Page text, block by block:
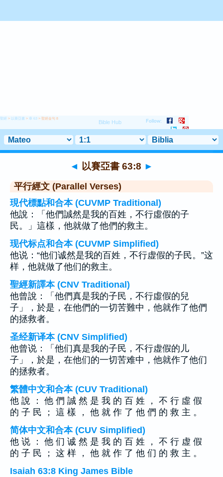
聖經 > 以賽亞書 > 章 63 > 聖經金句 8
◄ 以賽亞書 63:8 ►
平行經文 (Parallel Verses)
現代標點和合本 (CUVMP Traditional)
他說：「他們誠然是我的百姓，不行虛假的子
民。」這樣，他就做了他們的救主。
现代标点和合本 (CUVMP Simplified)
他说：“他们诚然是我的百姓，不行虚假的子民。”这
样，他就做了他们的救主。
聖經新譯本 (CNV Traditional)
他曾說：「他們真是我的子民，不行虛假的兒
子」，於是，在他們的一切苦難中，他就作了他們
的拯救者。
圣经新译本 (CNV Simplified)
他曾说：「他们真是我的子民，不行虚假的儿
子」，於是，在他们的一切苦难中，他就作了他们
的拯救者。
繁體中文和合本 (CUV Traditional)
他 說 ： 他 們 誠 然 是 我 的 百 姓 ， 不 行 虛 假
的 子 民 ； 這 樣 ， 他 就 作 了 他 們 的 救 主 。
简体中文和合本 (CUV Simplified)
他 说 ： 他 们 诚 然 是 我 的 百 姓 ， 不 行 虚 假
的 子 民 ； 这 样 ， 他 就 作 了 他 们 的 救 主 。
Isaiah 63:8 King James Bible